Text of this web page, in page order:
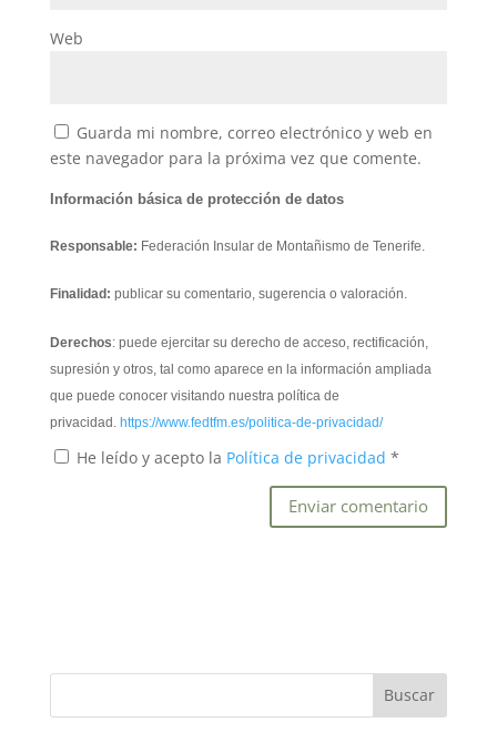
Web
Guarda mi nombre, correo electrónico y web en
este navegador para la próxima vez que comente.
Información básica de protección de datos
Responsable: Federación Insular de Montañismo de Tenerife.
Finalidad: publicar su comentario, sugerencia o valoración.
Derechos: puede ejercitar su derecho de acceso, rectificación,
supresión y otros, tal como aparece en la información ampliada
que puede conocer visitando nuestra política de
privacidad. https://www.fedtfm.es/politica-de-privacidad/
He leído y acepto la Política de privacidad *